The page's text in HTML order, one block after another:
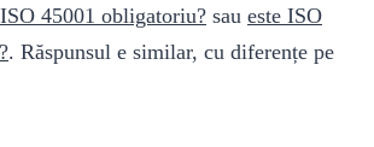
45001 obligatoriu? sau este ISO
. Răspunsul e similar, cu diferențe pe